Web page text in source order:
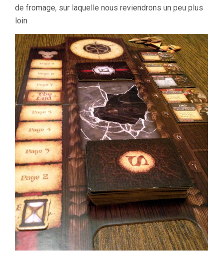
de fromage, sur laquelle nous reviendrons un peu plus
loin